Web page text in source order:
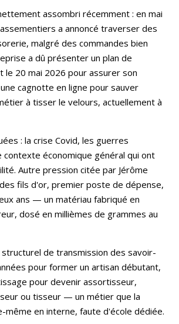
assombri récemment : en mai
a annoncé traverser des
malgré des commandes bien
a dû présenter un plan de
le 20 mai 2026 pour assurer son
cagnotte en ligne pour sauver
à tisser le velours, actuellement à
: la crise Covid, les guerres
contexte économique général qui ont
Autre pression citée par Jérôme
fils d'or, premier poste de dépense,
ans — un matériau fabriqué en
dosé en millièmes de grammes au
de transmission des savoir-
pour former un artisan débutant,
pour devenir assortisseur,
ou tisseur — un métier que la
même en interne, faute d'école dédiée.